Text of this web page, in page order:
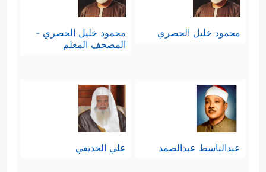
محمود خليل الحصري
محمود خليل الحصري -
المصحف المعلم
عبدالباسط عبدالصمد علي الحذيفي